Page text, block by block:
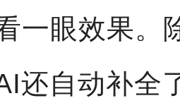
一眼效果。
还自动补全